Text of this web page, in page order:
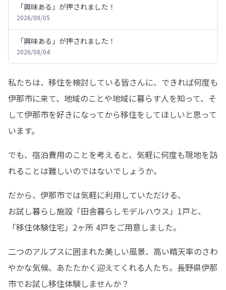
「興味ある」が押されました！
2026/08/05
「興味ある」が押されました！
2026/08/04
私たちは、移住を検討している皆さんに、できれば何度も
伊那市に来て、地域のことや地域に暮らす人を知って、そ
して伊那市を好きになってから移住をしてほしいと思って
います。
でも、宿泊費用のことを考えると、気軽に何度も現地を訪
れることは難しいのではないでしょうか。
だから、伊那市では気軽に利用していただける、
お試し暮らし施設「田舎暮らしモデルハウス」1戸と、
「移住体験住宅」2ヶ所 4戸をご用意しました。
二つのアルプスに囲まれた美しい風景、高い晴天率のさわ
やかな気候、あたたかく迎えてくれる人たち。長野県伊那
市でお試し移住体験しませんか？